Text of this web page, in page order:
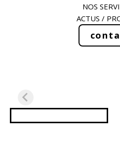
NOS
ACTUS /